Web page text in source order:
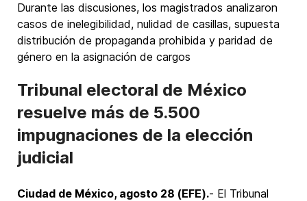
Durante las discusiones, los magistrados analizaron
casos de inelegibilidad, nulidad de casillas, supuesta
distribución de propaganda prohibida y paridad de
género en la asignación de cargos
Tribunal electoral de México
resuelve más de 5.500
impugnaciones de la elección
judicial
Ciudad de México, agosto 28 (EFE).- El Tribunal